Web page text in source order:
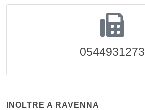
0544931273
INOLTRE A RAVENNA